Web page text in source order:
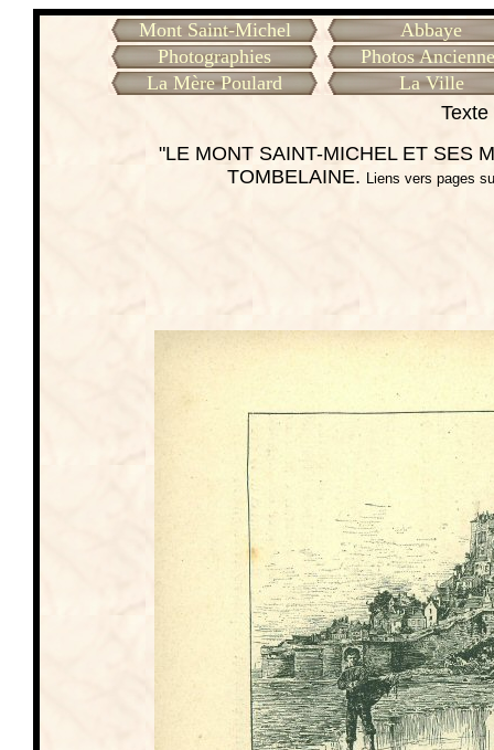
Mont Saint-Michel
Abbaye
Photographies
Photos
La Mère Poulard
La Ville
"LE MONT SAINT-MICHEL ET SES
TOMBELAINE. Liens vers pages